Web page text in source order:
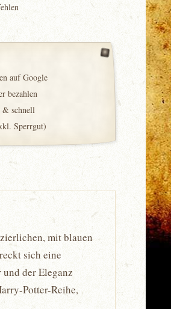
auf Google
bezahlen
& schnell
Sperrgut)
mit blauen
sich eine
der Eleganz
Potter-Reihe,